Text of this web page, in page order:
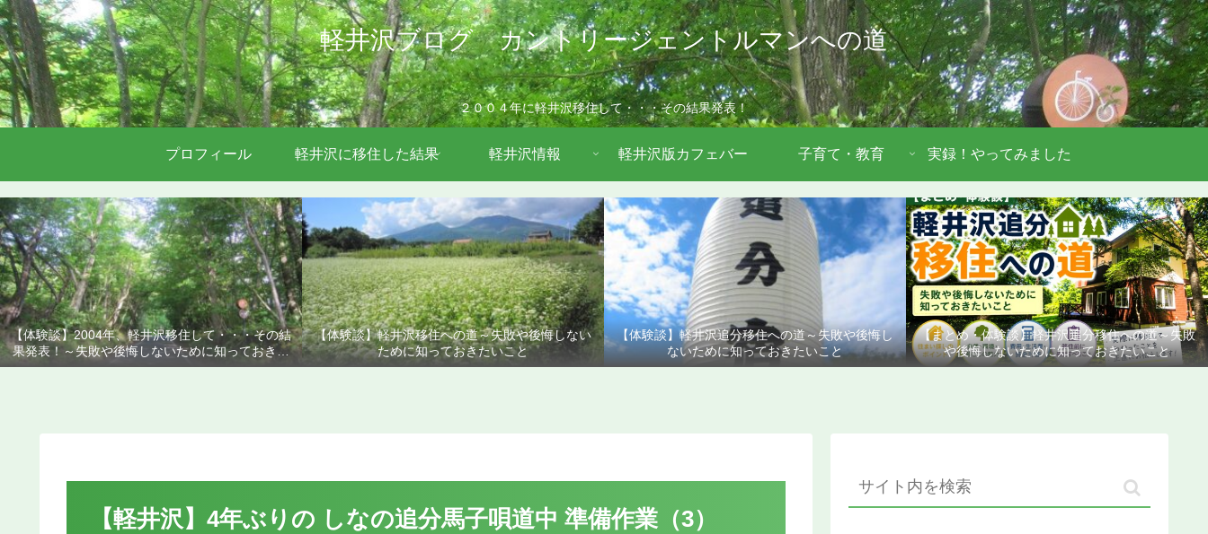
軽井沢ブログ カントリージェントルマンへの道
２００４年に軽井沢移住して・・・その結果発表！
プロフィール 軽井沢に移住した結果 軽井沢情報 軽井沢版カフェバー 子育て・教育 実録！やってみました
【体験談】2004年、軽井沢移住して・・・その結
果発表！～失敗や後悔しないために知っておきた
いこと
【体験談】軽井沢移住への道～失敗や後悔しない
ために知っておきたいこと
【体験談】軽井沢追分移住への道～失敗や後悔し
ないために知っておきたいこと
【まとめ・体験談】軽井沢追分移住への道～失敗
や後悔しないために知っておきたいこと
【軽井沢】4年ぶりの しなの追分馬子唄道中 準備作業（3）